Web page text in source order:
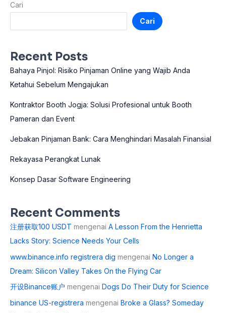
Cari
Cari
Recent Posts
Bahaya Pinjol: Risiko Pinjaman Online yang Wajib Anda
Ketahui Sebelum Mengajukan
Kontraktor Booth Jogja: Solusi Profesional untuk Booth
Pameran dan Event
Jebakan Pinjaman Bank: Cara Menghindari Masalah Finansial
Rekayasa Perangkat Lunak
Konsep Dasar Software Engineering
Recent Comments
注册获取100 USDT mengenai A Lesson From the Henrietta
Lacks Story: Science Needs Your Cells
www.binance.info registrera dig mengenai No Longer a
Dream: Silicon Valley Takes On the Flying Car
开设Binance账户 mengenai Dogs Do Their Duty for Science
binance US-registrera mengenai Broke a Glass? Someday